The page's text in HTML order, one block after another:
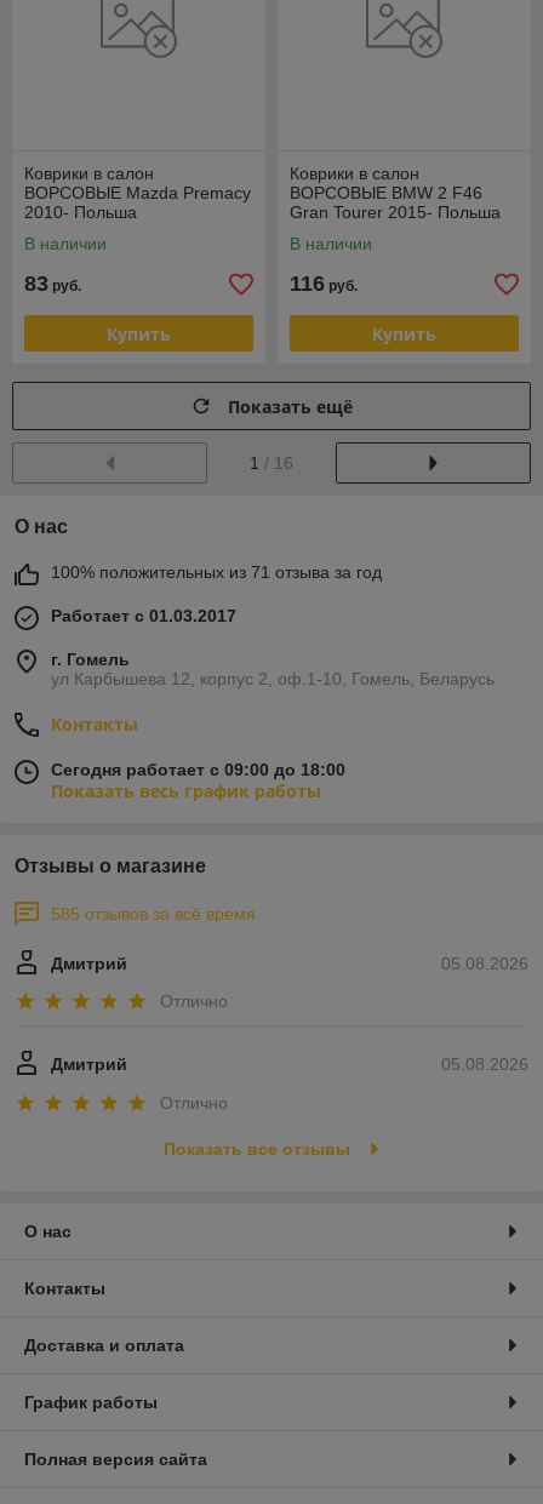
Коврики в салон
ВОРСОВЫЕ Mazda Premacy
2010- Польша
В наличии
83 руб.
Купить
Коврики в салон
ВОРСОВЫЕ BMW 2 F46
Gran Tourer 2015- Польша
В наличии
116 руб.
Купить
Показать ещё
1 / 16
О нас
100% положительных из 71 отзыва за год
Работает с 01.03.2017
г. Гомель
ул Карбышева 12, корпус 2, оф.1-10, Гомель, Беларусь
Контакты
Сегодня работает с 09:00 до 18:00
Показать весь график работы
Отзывы о магазине
585 отзывов за всё время
05.08.2026
Дмитрий
Отлично
05.08.2026
Дмитрий
Отлично
Показать все отзывы
О нас
Контакты
Доставка и оплата
График работы
Полная версия сайта